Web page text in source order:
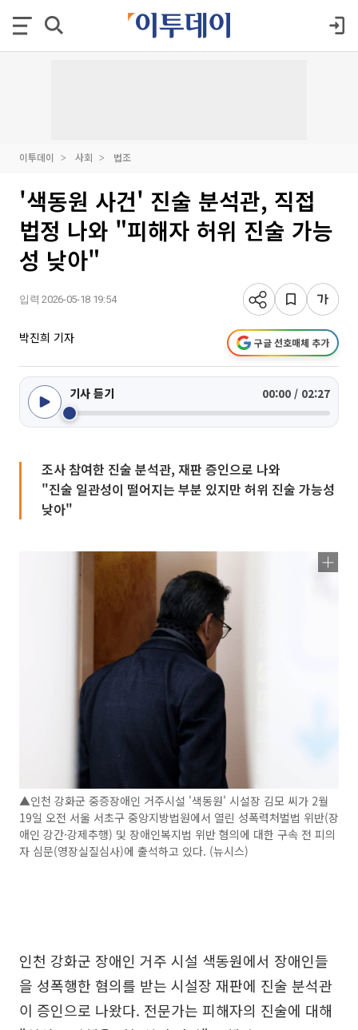
이투데이 사회 법조
'색동원 사건' 진술 분석관, 직접
법정 나와 "피해자 허위 진술 가능
성 낮아"
입력 2026-05-18 19:54
박진희 기자 구글 선호매체 추가
기사 듣기 00:00 / 02:27
조사 참여한 진술 분석관, 재판 증인으로 나와
"진술 일관성이 떨어지는 부분 있지만 허위 진술 가능성
낮아"
▲인천 강화군 중증장애인 거주시설 '색동원' 시설장 김모 씨가 2월
19일 오전 서울 서초구 중앙지방법원에서 열린 성폭력처벌법 위반(장
애인 강간·강제추행) 및 장애인복지법 위반 혐의에 대한 구속 전 피의
자 심문(영장실질심사)에 출석하고 있다. (뉴시스)
인천 강화군 장애인 거주 시설 색동원에서 장애인들
을 성폭행한 혐의를 받는 시설장 재판에 진술 분석관
이 증인으로 나왔다. 전문가는 피해자의 진술에 대해